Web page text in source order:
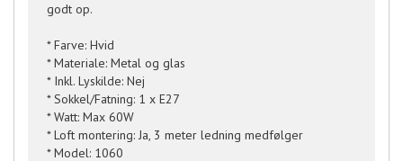
godt op.
* Farve: Hvid
* Materiale: Metal og glas
* Inkl. Lyskilde: Nej
* Sokkel/Fatning: 1 x E27
* Watt: Max 60W
* Loft montering: Ja, 3 meter ledning medfølger
* Model: 1060